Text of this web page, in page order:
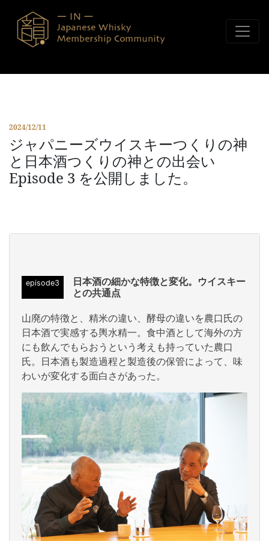
2024/12/11
ジャパニーズウイスキーつくりの神
と日本酒つくりの神との出会い
Episode 3 を公開しました。
episode3
日本酒の細かな特徴と変化。ウイスキー
との共通点
山廃の特徴と、精米の違い、酵母の違いを農口氏の
日本酒で実感する輿水精一。食中酒として海外の方
にも飲んでもらおうという考えも持っていた農口
氏。日本酒も製造過程と製造後の保管によって、味
わいが変化する面白さがあった。